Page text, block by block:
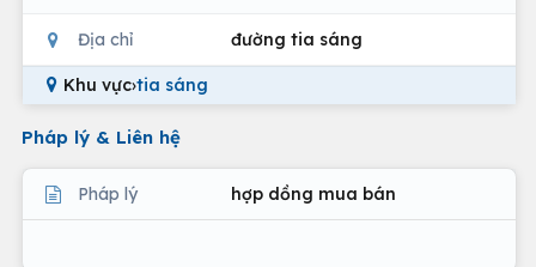
Địa chỉ đường tia sáng
Khu vực›tia sáng
Pháp lý & Liên hệ
Pháp lý hợp dồng mua bán